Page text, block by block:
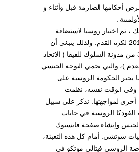
أحكامها الصارمة قبل وأثناء و
.
، تم اختيار روسيا لاستضافة
كأس العالم 2018 لكرة القدم. ولذلك ينبغي أن
تحترم المادة 3 من مدونة السلوك للفيفا ( الاتحاد
)، والتي تحمي التوجه الجنسي
يجبر الحكومة الروسية على
وفي الوقت نفسه، نظمت
أخرى لمواجهتها. نذكر على سبيل
الفودكا الروسية في حانات
وإنشاء صفحة فايسبوك
سوتشي. أمام كل هذه التعبئة،
الروسي فيتالي موتكو في